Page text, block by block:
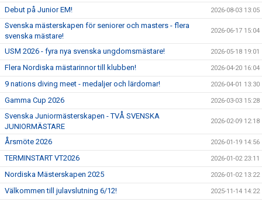
Debut på Junior EM! 2026-08-03 13:05
Svenska mästerskapen för seniorer och masters - flera
svenska mästare!
2026-06-17 15:04
USM 2026 - fyra nya svenska ungdomsmästare! 2026-05-18 19:01
Flera Nordiska mästarinnor till klubben! 2026-04-20 16:04
9 nations diving meet - medaljer och lärdomar! 2026-04-01 13:30
Gamma Cup 2026 2026-03-03 15:28
Svenska Juniormästerskapen - TVÅ SVENSKA
JUNIORMÄSTARE
2026-02-09 12:18
Årsmöte 2026 2026-01-19 14:56
TERMINSTART VT2026 2026-01-02 23:11
Nordiska Mästerskapen 2025 2026-01-02 13:22
Välkommen till julavslutning 6/12! 2025-11-14 14:22